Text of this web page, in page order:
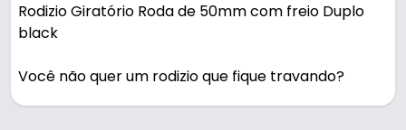
Rodizio Giratório Roda de 50mm com freio Duplo
black
Você não quer um rodizio que fique travando?